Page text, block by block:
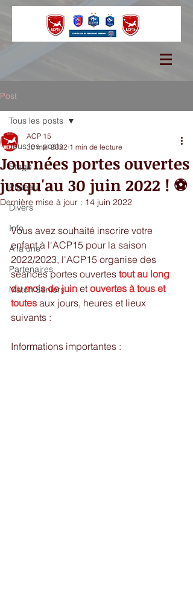
Post
Tous les posts
Stage
Plateau
Divers
Info
A la une
Partenaires
Match Séniors
Tous les posts
Journées portes ouvertes
jusqu'au 30 juin 2022 ! ⚽
ACP 15
30 mai 2022 1 min de lecture
Dernière mise à jour : 14 juin 2022
Vous avez souhaité inscrire votre
enfant à l'ACP15 pour la saison
2022/2023, l'ACP15 organise des
séances portes ouvertes tout au long
du mois de juin et ouvertes à tous et
toutes aux jours, heures et lieux
suivants :
Informations importantes :